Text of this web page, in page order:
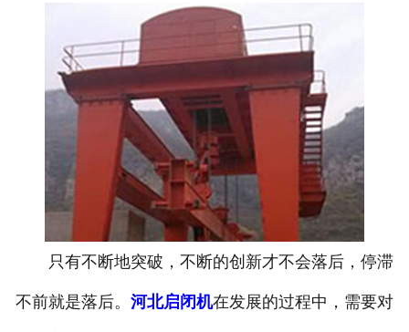
客户案例
资质荣誉
联系我们
只有不断地突破，不断的创新才不会落后，停滞
不前就是落后。 河北启闭机在发展的过程中，需要对